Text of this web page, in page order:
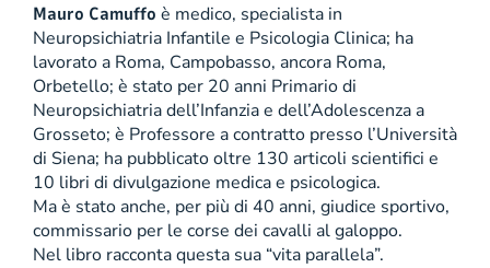
Mauro Camuffo è medico, specialista in
Neuropsichiatria Infantile e Psicologia Clinica; ha
lavorato a Roma, Campobasso, ancora Roma,
Orbetello; è stato per 20 anni Primario di
Neuropsichiatria dell’Infanzia e dell’Adolescenza a
Grosseto; è Professore a contratto presso l’Università
di Siena; ha pubblicato oltre 130 articoli scientifici e
10 libri di divulgazione medica e psicologica.
Ma è stato anche, per più di 40 anni, giudice sportivo,
commissario per le corse dei cavalli al galoppo.
Nel libro racconta questa sua “vita parallela”.